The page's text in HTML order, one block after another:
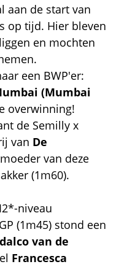
aan de start van
op tijd. Hier bleven
en mochten
een BWP'er:
(Mumbai
overwinning!
de Semilly x
van De
van deze
(1m60).
niveau
(1m45) stond een
van de
Francesca